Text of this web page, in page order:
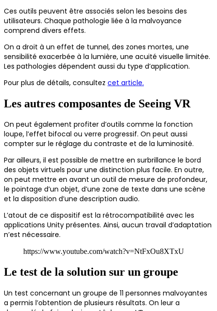
Ces outils peuvent être associés selon les besoins des
utilisateurs. Chaque pathologie liée à la malvoyance
comprend divers effets.
On a droit à un effet de tunnel, des zones mortes, une
sensibilité exacerbée à la lumière, une acuité visuelle limitée.
Les pathologies dépendent aussi du type d’application.
Pour plus de détails, consultez cet article.
Les autres composantes de Seeing VR
On peut également profiter d’outils comme la fonction
loupe, l’effet bifocal ou verre progressif. On peut aussi
compter sur le réglage du contraste et de la luminosité.
Par ailleurs, il est possible de mettre en surbrillance le bord
des objets virtuels pour une distinction plus facile. En outre,
on peut mettre en avant un outil de mesure de profondeur,
le pointage d’un objet, d’une zone de texte dans une scène
et la disposition d’une description audio.
L’atout de ce dispositif est la rétrocompatibilité avec les
applications Unity présentes. Ainsi, aucun travail d’adaptation
n’est nécessaire.
https://www.youtube.com/watch?v=NtFxOu8XTxU
Le test de la solution sur un groupe
Un test concernant un groupe de 11 personnes malvoyantes
a permis l’obtention de plusieurs résultats. On leur a